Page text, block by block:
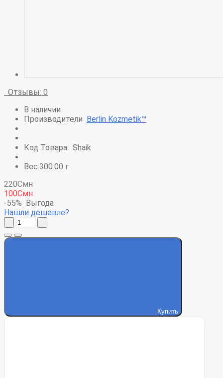
Отзывы: 0
В наличии
Производители Berlin Kozmetik™
Код Товара: Shaik
Вес:300.00 г
220Смн
100Смн
-55% Выгода
Нашли дешевле?
Купить